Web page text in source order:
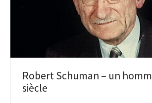
Robert Schuman – un
siècle